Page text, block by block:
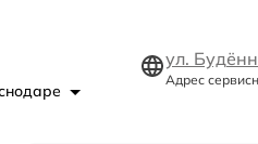
ул.
Адрес